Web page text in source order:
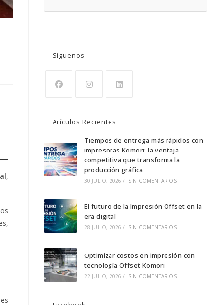
,
Síguenos
Arículos Recientes
Tiempos de entrega más rápidos con
impresoras Komori: la ventaja
competitiva que transforma la
producción gráfica
30 JULIO, 2026 / SIN COMENTARIOS
El futuro de la Impresión Offset en la
era digital
28 JULIO, 2026 / SIN COMENTARIOS
Optimizar costos en impresión con
tecnología Offset Komori
22 JULIO, 2026 / SIN COMENTARIOS